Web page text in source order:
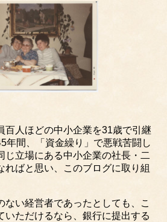
百人ほどの中小企業を31歳で引継
年間、「資金繰り」で悪戦苦闘し
じ立場にある中小企業の社長・二
ればと思い、このブログに取り組
ない経営者であったとしても、こ
いただけるなら、銀行に提出する